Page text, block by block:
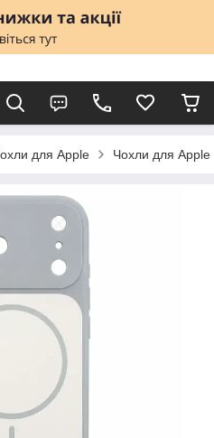
для Apple Чохли для Apple